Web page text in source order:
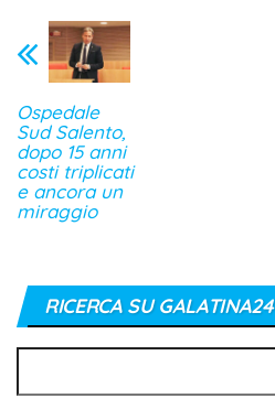
Ospedale
Sud Salento,
dopo 15 anni
costi triplicati
e ancora un
miraggio
RICERCA SU GALATINA24
per: